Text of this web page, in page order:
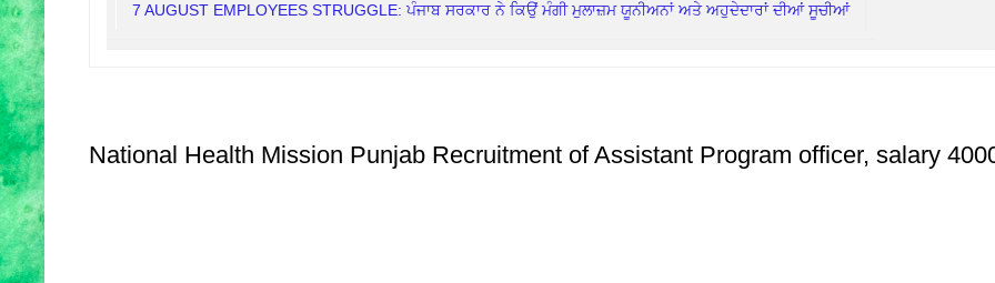
7 AUGUST EMPLOYEES STRUGGLE: ਪੰਜਾਬ ਸਰਕਾਰ ਨੇ ਕਿਉਂ ਮੰਗੀ ਮੁਲਾਜ਼ਮ ਯੂਨੀਅਨਾਂ ਅਤੇ ਅਹੁਦੇਦਾਰਾਂ ਦੀਆਂ ਸੂਚੀਆਂ
National Health Mission Punjab Recruitment of Assistant Program officer, salary